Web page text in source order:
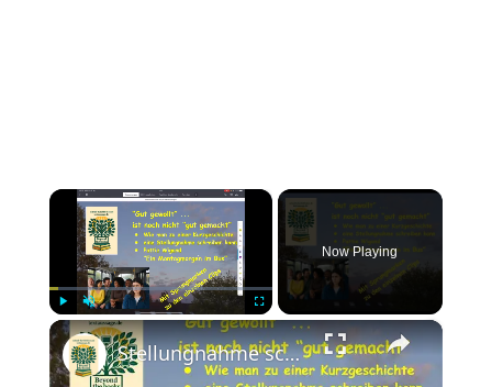
×
Play Unmute Fullscreen
Now Playing
×
Stellungnahme schreiben: z.B. Pattie Wigand, Montagmorgen ... - "Gut gewollt" - auch "gut gemacht"?